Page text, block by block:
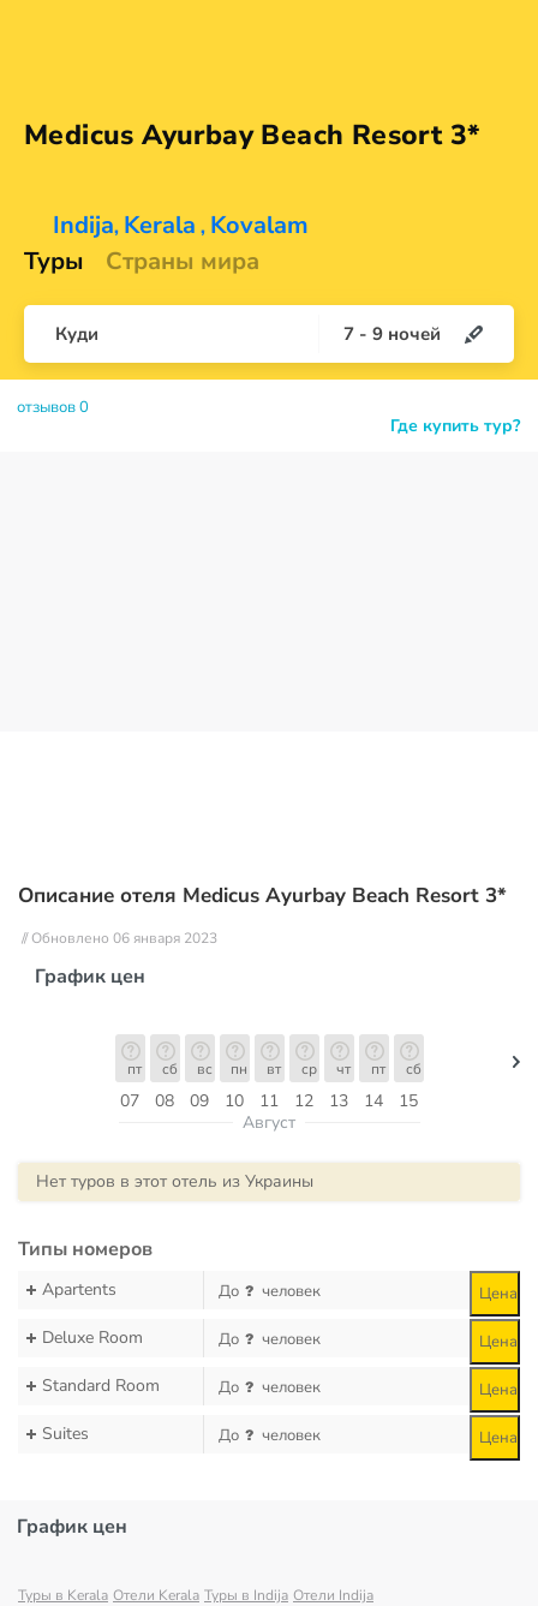
Medicus Ayurbay Beach Resort 3*
Indija, Kerala , Kovalam
Туры
Страны мира
Куди 7 - 9 ночей
Где купить тур?
отзывов 0
Описание отеля Medicus Ayurbay Beach Resort 3*
// Обновлено 06 января 2023
График цен
07
пт
08
сб
09
вс
10
пн
11
вт
12
ср
13
чт
14
пт
15
сб
Август
Нет туров в этот отель из Украины
Типы номеров
Apartents До человек Цена
Deluxe Room До человек Цена
Standard Room До человек Цена
Suites До человек Цена
График цен
Туры в Kerala Отели Kerala Туры в Indija Отели Indija